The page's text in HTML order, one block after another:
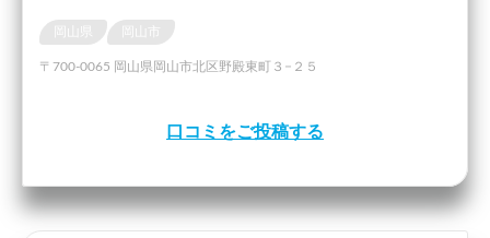
〒700-0065 岡山県岡山市北区野殿東町３−２５
口コミをご投稿する